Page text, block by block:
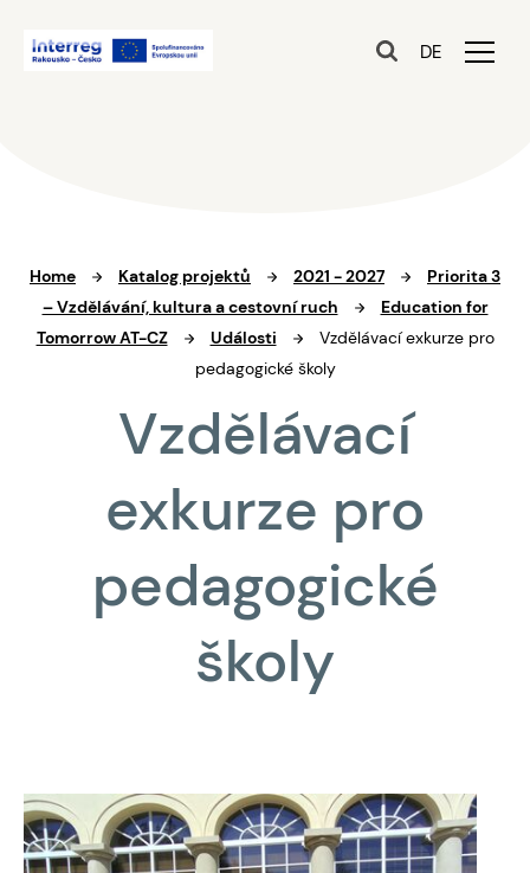
DE
Home Katalog projektů 2021 - 2027
Priorita 3
– Vzdělávání, kultura a cestovní ruch
Education for
Tomorrow AT-CZ
Události
Vzdělávací exkurze pro
pedagogické školy
Vzdělávací
exkurze pro
pedagogické
školy